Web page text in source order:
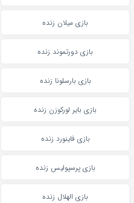
بازی میلان زنده
بازی دورتموند زنده
بازی بارسلونا زنده
بازی بایر لورکوزن زنده
بازی فاینورد زنده
بازی پرسپولیس زنده
بازی الهلال زنده